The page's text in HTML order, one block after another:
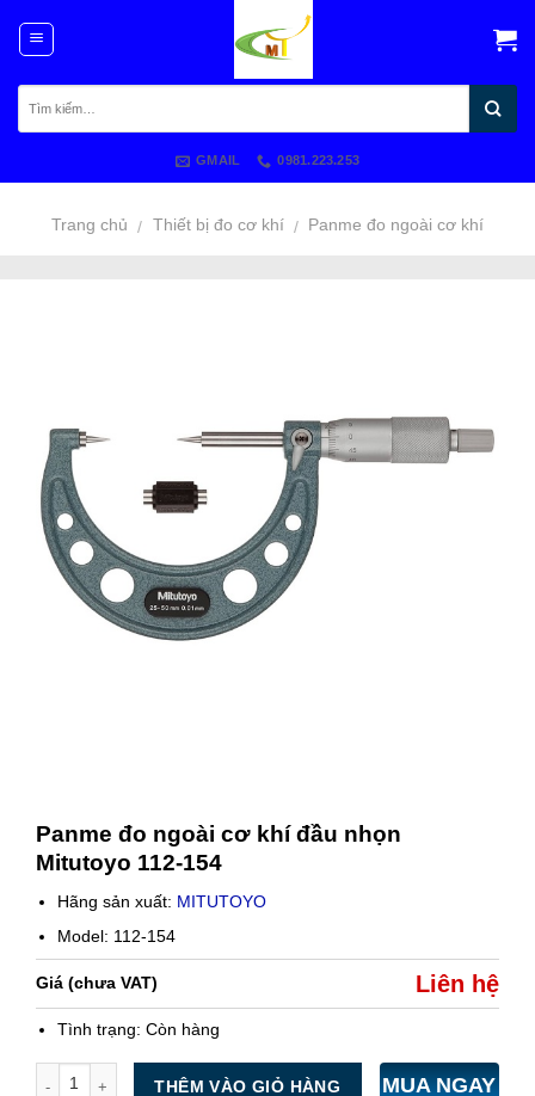
content
GMAIL 0981.223.253
Trang chủ / Thiết bị đo cơ khí / Panme đo ngoài cơ khí
Panme đo ngoài cơ khí đầu nhọn
Mitutoyo 112-154
Hãng sản xuất: MITUTOYO
Model: 112-154
Giá (chưa VAT) Liên hệ
Tình trạng: Còn hàng
THÊM VÀO GIỎ HÀNG MUA NGAY